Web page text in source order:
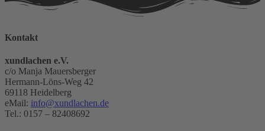
Kontakt
xundlachen e.V.
c/o Manja Mauersberger
Hermann-Löns-Weg 42
69118 Heidelberg
eMail: info@xundlachen.de
Tel.: 0157 – 82408692